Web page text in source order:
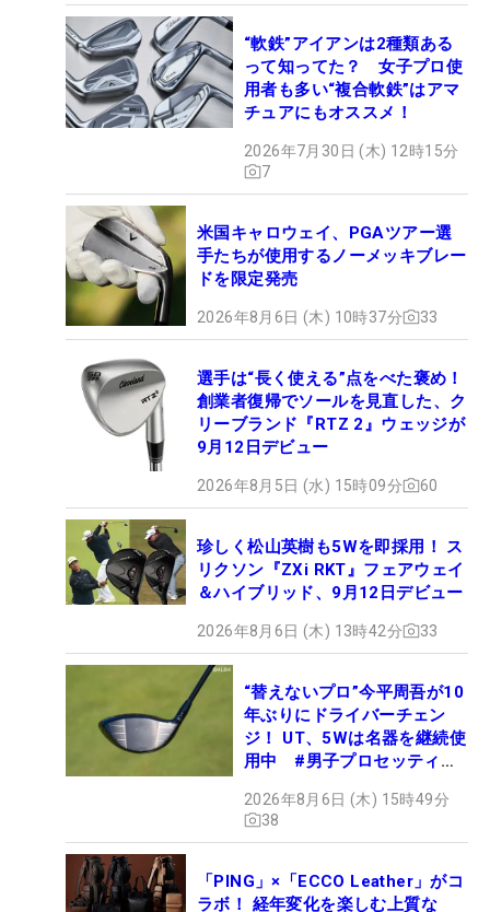
“軟鉄”アイアンは2種類ある
って知ってた？ 女子プロ使
用者も多い“複合軟鉄”はアマ
チュアにもオススメ！
2026年7月30日 (木) 12時15分
7
米国キャロウェイ、PGAツアー選
手たちが使用するノーメッキブレー
ドを限定発売
2026年8月6日 (木) 10時37分 33
選手は“長く使える”点をべた褒め！
創業者復帰でソールを見直した、ク
リーブランド『RTZ 2』ウェッジが
9月12日デビュー
2026年8月5日 (水) 15時09分 60
珍しく松山英樹も5Wを即採用！ ス
リクソン『ZXi RKT』フェアウェイ
＆ハイブリッド、9月12日デビュー
2026年8月6日 (木) 13時42分 33
“替えないプロ”今平周吾が10
年ぶりにドライバーチェン
ジ！ UT、5Wは名器を継続使
用中 #男子プロセッティン
2026年8月6日 (木) 15時49分
38
「PING」×「ECCO Leather」がコ
ラボ！ 経年変化を楽しむ上質な